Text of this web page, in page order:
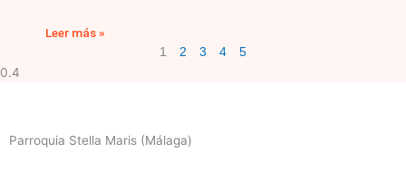
Leer más »
1 2 3 4 5
Parroquia Stella Maris (Málaga)